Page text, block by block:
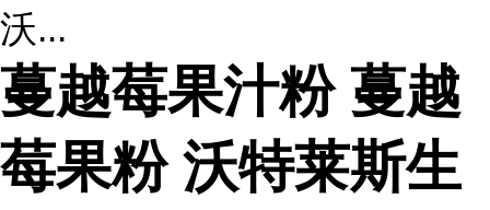
沃...
蔓越莓果汁粉 蔓越
莓果粉 沃特莱斯生